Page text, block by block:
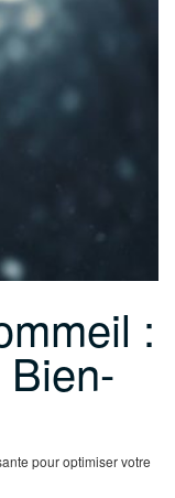
:
pour optimiser votre